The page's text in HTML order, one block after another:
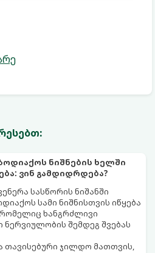
ნიშნების ხელში
ვინ გამდიდრდება?
სასწორის ნიშანში
სამი ნიშნისთვის იწყება
ხანგრძლივი
ნერვიულობის შემდეგ შვებას
თავისებური ჯილდო მათთვის,